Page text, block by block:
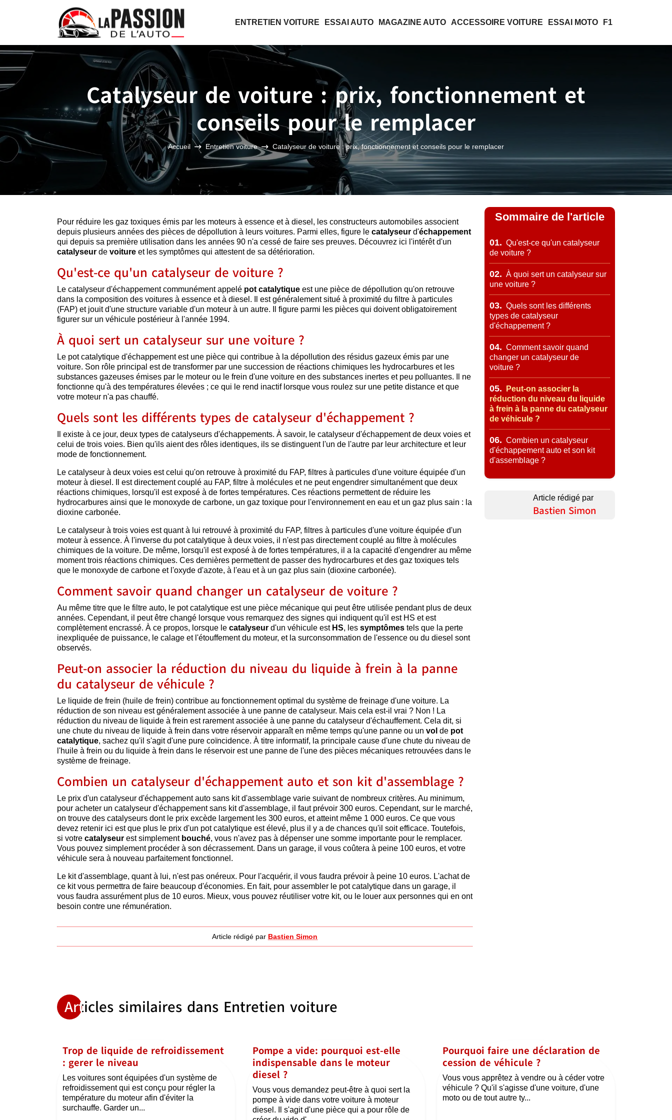
ENTRETIEN VOITURE ESSAI AUTO MAGAZINE AUTO ACCESSOIRE VOITURE ESSAI MOTO F1
Catalyseur de voiture : prix, fonctionnement et
conseils pour le remplacer
Accueil Entretien voiture Catalyseur de voiture : prix, fonctionnement et conseils pour le remplacer
Pour réduire les gaz toxiques émis par les moteurs à essence et à diesel, les constructeurs automobiles associent
depuis plusieurs années des pièces de dépollution à leurs voitures. Parmi elles, figure le catalyseur d'échappement
qui depuis sa première utilisation dans les années 90 n'a cessé de faire ses preuves. Découvrez ici l'intérêt d'un
catalyseur de voiture et les symptômes qui attestent de sa détérioration.
Qu'est-ce qu'un catalyseur de voiture ?
Le catalyseur d'échappement communément appelé pot catalytique est une pièce de dépollution qu'on retrouve
dans la composition des voitures à essence et à diesel. Il est généralement situé à proximité du filtre à particules
(FAP) et jouit d'une structure variable d'un moteur à un autre. Il figure parmi les pièces qui doivent obligatoirement
figurer sur un véhicule postérieur à l'année 1994.
À quoi sert un catalyseur sur une voiture ?
Le pot catalytique d'échappement est une pièce qui contribue à la dépollution des résidus gazeux émis par une
voiture. Son rôle principal est de transformer par une succession de réactions chimiques les hydrocarbures et les
substances gazeuses émises par le moteur ou le frein d'une voiture en des substances inertes et peu polluantes. Il ne
fonctionne qu'à des températures élevées ; ce qui le rend inactif lorsque vous roulez sur une petite distance et que
votre moteur n'a pas chauffé.
Quels sont les différents types de catalyseur d'échappement ?
Il existe à ce jour, deux types de catalyseurs d'échappements. À savoir, le catalyseur d'échappement de deux voies et
celui de trois voies. Bien qu'ils aient des rôles identiques, ils se distinguent l'un de l'autre par leur architecture et leur
mode de fonctionnement.
Le catalyseur à deux voies est celui qu'on retrouve à proximité du FAP, filtres à particules d'une voiture équipée d'un
moteur à diesel. Il est directement couplé au FAP, filtre à molécules et ne peut engendrer simultanément que deux
réactions chimiques, lorsqu'il est exposé à de fortes températures. Ces réactions permettent de réduire les
hydrocarbures ainsi que le monoxyde de carbone, un gaz toxique pour l'environnement en eau et un gaz plus sain : la
dioxine carbonée.
Le catalyseur à trois voies est quant à lui retrouvé à proximité du FAP, filtres à particules d'une voiture équipée d'un
moteur à essence. À l'inverse du pot catalytique à deux voies, il n'est pas directement couplé au filtre à molécules
chimiques de la voiture. De même, lorsqu'il est exposé à de fortes températures, il a la capacité d'engendrer au même
moment trois réactions chimiques. Ces dernières permettent de passer des hydrocarbures et des gaz toxiques tels
que le monoxyde de carbone et l'oxyde d'azote, à l'eau et à un gaz plus sain (dioxine carbonée).
Comment savoir quand changer un catalyseur de voiture ?
Au même titre que le filtre auto, le pot catalytique est une pièce mécanique qui peut être utilisée pendant plus de deux
années. Cependant, il peut être changé lorsque vous remarquez des signes qui indiquent qu'il est HS et est
complètement encrassé. À ce propos, lorsque le catalyseur d'un véhicule est HS, les symptômes tels que la perte
inexpliquée de puissance, le calage et l'étouffement du moteur, et la surconsommation de l'essence ou du diesel sont
observés.
Peut-on associer la réduction du niveau du liquide à frein à la panne
du catalyseur de véhicule ?
Le liquide de frein (huile de frein) contribue au fonctionnement optimal du système de freinage d'une voiture. La
réduction de son niveau est généralement associée à une panne de catalyseur. Mais cela est-il vrai ? Non ! La
réduction du niveau de liquide à frein est rarement associée à une panne du catalyseur d'échauffement. Cela dit, si
une chute du niveau de liquide à frein dans votre réservoir apparaît en même temps qu'une panne ou un vol de pot
catalytique, sachez qu'il s'agit d'une pure coïncidence. À titre informatif, la principale cause d'une chute du niveau de
l'huile à frein ou du liquide à frein dans le réservoir est une panne de l'une des pièces mécaniques retrouvées dans le
système de freinage.
Combien un catalyseur d'échappement auto et son kit d'assemblage ?
Le prix d'un catalyseur d'échappement auto sans kit d'assemblage varie suivant de nombreux critères. Au minimum,
pour acheter un catalyseur d'échappement sans kit d'assemblage, il faut prévoir 300 euros. Cependant, sur le marché,
on trouve des catalyseurs dont le prix excède largement les 300 euros, et atteint même 1 000 euros. Ce que vous
devez retenir ici est que plus le prix d'un pot catalytique est élevé, plus il y a de chances qu'il soit efficace. Toutefois,
si votre catalyseur est simplement bouché, vous n'avez pas à dépenser une somme importante pour le remplacer.
Vous pouvez simplement procéder à son décrassement. Dans un garage, il vous coûtera à peine 100 euros, et votre
véhicule sera à nouveau parfaitement fonctionnel.
Le kit d'assemblage, quant à lui, n'est pas onéreux. Pour l'acquérir, il vous faudra prévoir à peine 10 euros. L'achat de
ce kit vous permettra de faire beaucoup d'économies. En fait, pour assembler le pot catalytique dans un garage, il
vous faudra assurément plus de 10 euros. Mieux, vous pouvez réutiliser votre kit, ou le louer aux personnes qui en ont
besoin contre une rémunération.
Article rédigé par Bastien Simon
Sommaire de l'article
01. Qu'est-ce qu'un catalyseur
de voiture ?
02. À quoi sert un catalyseur sur
une voiture ?
03. Quels sont les différents
types de catalyseur
d'échappement ?
04. Comment savoir quand
changer un catalyseur de
voiture ?
05.
Peut-on associer la
réduction du niveau du liquide
à frein à la panne du catalyseur
de véhicule ?
06. Combien un catalyseur
d'échappement auto et son kit
d'assemblage ?
Article rédigé par
Bastien Simon
Articles similaires dans Entretien voiture
Trop de liquide de refroidissement
: gerer le niveau
Les voitures sont équipées d'un système de
refroidissement qui est conçu pour régler la
température du moteur afin d'éviter la
surchauffe. Garder un...
Pompe a vide: pourquoi est-elle
indispensable dans le moteur
diesel ?
Vous vous demandez peut-être à quoi sert la
pompe à vide dans votre voiture à moteur
diesel. Il s'agit d'une pièce qui a pour rôle de
Pourquoi faire une déclaration de
cession de véhicule ?
Vous vous apprêtez à vendre ou à céder votre
véhicule ? Qu'il s'agisse d'une voiture, d'une
moto ou de tout autre ty...